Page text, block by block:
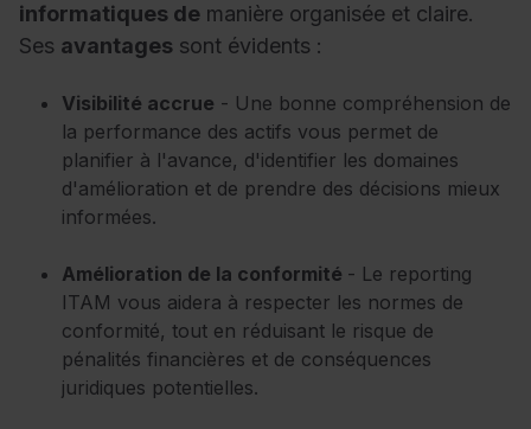
informatiques de manière organisée et claire.
Ses avantages sont évidents :
Visibilité accrue - Une bonne compréhension de
la performance des actifs vous permet de
planifier à l'avance, d'identifier les domaines
d'amélioration et de prendre des décisions mieux
informées.
Amélioration de la conformité - Le reporting
ITAM vous aidera à respecter les normes de
conformité, tout en réduisant le risque de
pénalités financières et de conséquences
juridiques potentielles.